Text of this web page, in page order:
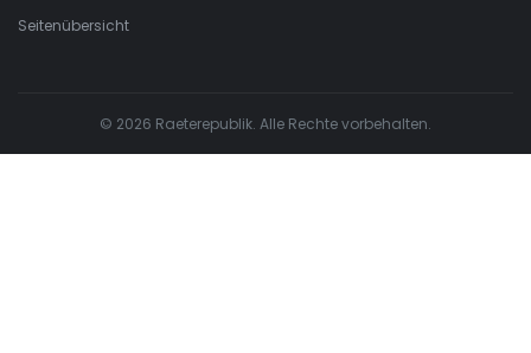
Seitenübersicht
© 2026 Raeterepublik. Alle Rechte vorbehalten.